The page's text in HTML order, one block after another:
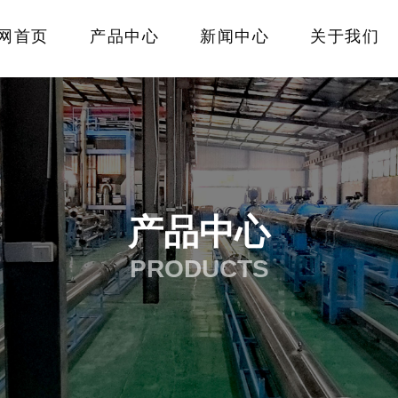
首页 产品中心 新闻中心 关于我们
产品中心
PRODUCTS